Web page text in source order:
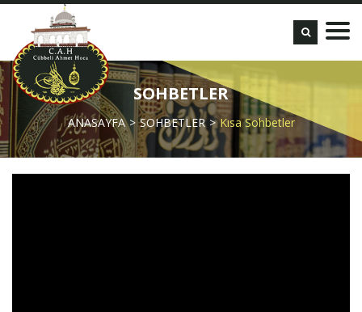
SOHBETLER
ANASAYFA SOHBETLER Kısa Sohbetler